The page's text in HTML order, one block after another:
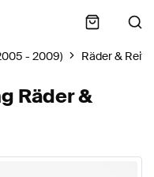
- 2009) Räder &
Räder &